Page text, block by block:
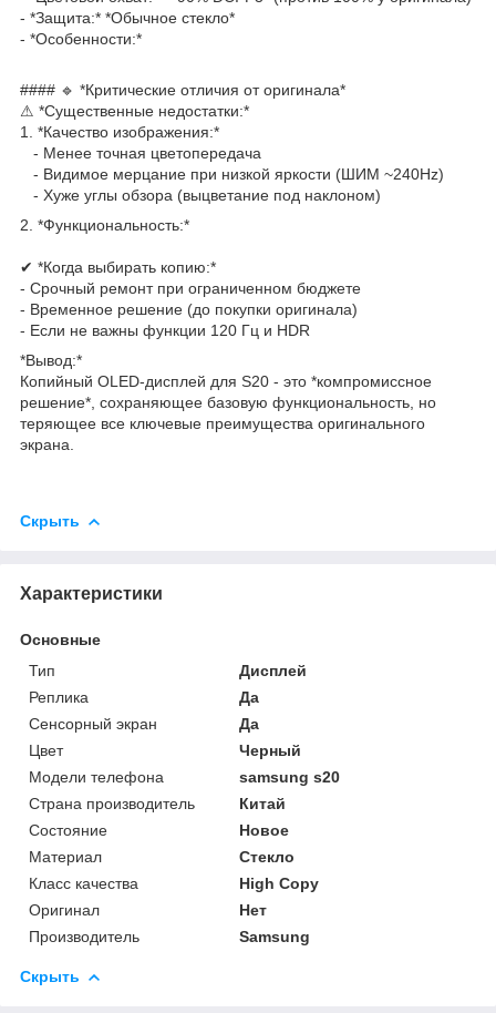
- *Защита:* *Обычное стекло*
- *Особенности:*
#### 🔹 *Критические отличия от оригинала*
⚠ *Существенные недостатки:*
1. *Качество изображения:*
- Менее точная цветопередача
- Видимое мерцание при низкой яркости (ШИМ ~240Hz)
- Хуже углы обзора (выцветание под наклоном)
2. *Функциональность:*
✔ *Когда выбирать копию:*
- Срочный ремонт при ограниченном бюджете
- Временное решение (до покупки оригинала)
- Если не важны функции 120 Гц и HDR
*Вывод:*
Копийный OLED-дисплей для S20 - это *компромиссное
решение*, сохраняющее базовую функциональность, но
теряющее все ключевые преимущества оригинального
экрана.
Скрыть
Характеристики
Основные
Тип
Дисплей
Реплика
Да
Сенсорный экран
Да
Цвет
Черный
Модели телефона
samsung s20
Страна производитель
Китай
Состояние
Новое
Материал
Стекло
Класс качества
High Copy
Оригинал
Нет
Производитель
Samsung
Скрыть